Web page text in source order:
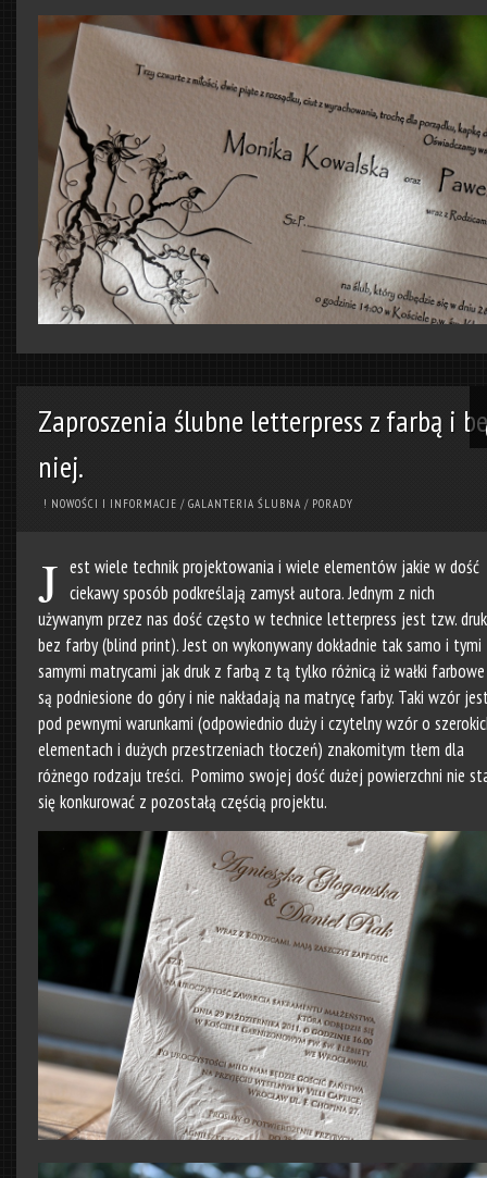
Zaproszenia ślubne letterpress z farbą i
niej.
! NOWOŚCI I INFORMACJE / GALANTERIA ŚLUBNA / PORADY
J est wiele technik projektowania i wiele elementów jakie w dość
ciekawy sposób podkreślają zamysł autora. Jednym z nich
używanym przez nas dość często w technice letterpress jest tzw. druk
bez farby (blind print). Jest on wykonywany dokładnie tak samo i tymi
samymi matrycami jak druk z farbą z tą tylko różnicą iż wałki farbowe
są podniesione do góry i nie nakładają na matrycę farby. Taki wzór
pod pewnymi warunkami (odpowiednio duży i czytelny wzór o
elementach i dużych przestrzeniach tłoczeń) znakomitym tłem dla
różnego rodzaju treści. Pomimo swojej dość dużej powierzchni nie
się konkurować z pozostałą częścią projektu.